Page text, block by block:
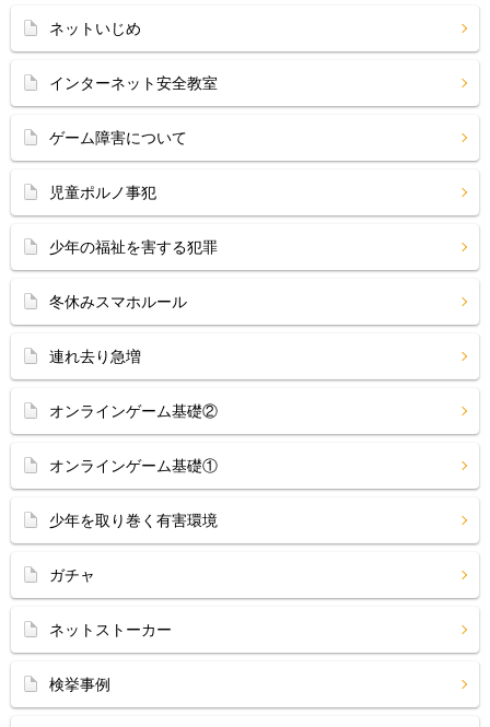
ネットいじめ
インターネット安全教室
ゲーム障害について
児童ポルノ事犯
少年の福祉を害する犯罪
冬休みスマホルール
連れ去り急増
オンラインゲーム基礎②
オンラインゲーム基礎①
少年を取り巻く有害環境
ガチャ
ネットストーカー
検挙事例